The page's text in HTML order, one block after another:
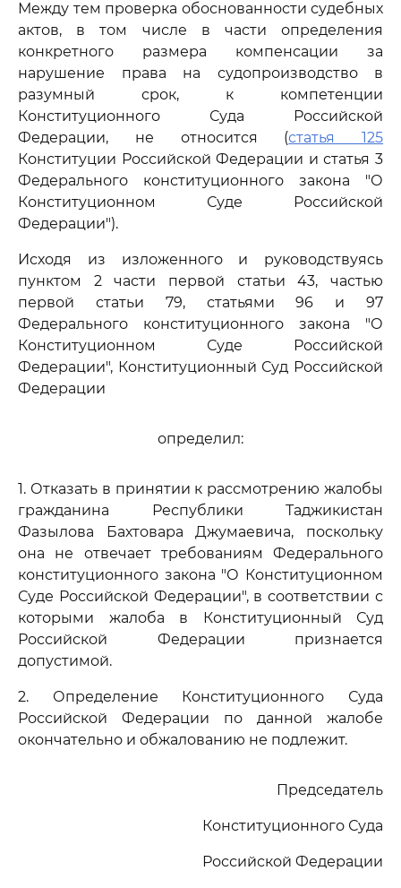
Между тем проверка обоснованности судебных
актов, в том числе в части определения
конкретного размера компенсации за
нарушение права на судопроизводство в
разумный срок, к компетенции
Конституционного Суда Российской
Федерации, не относится (статья 125
Конституции Российской Федерации и статья 3
Федерального конституционного закона "О
Конституционном Суде Российской
Федерации").
Исходя из изложенного и руководствуясь
пунктом 2 части первой статьи 43, частью
первой статьи 79, статьями 96 и 97
Федерального конституционного закона "О
Конституционном Суде Российской
Федерации", Конституционный Суд Российской
Федерации
определил:
1. Отказать в принятии к рассмотрению жалобы
гражданина Республики Таджикистан
Фазылова Бахтовара Джумаевича, поскольку
она не отвечает требованиям Федерального
конституционного закона "О Конституционном
Суде Российской Федерации", в соответствии с
которыми жалоба в Конституционный Суд
Российской Федерации признается
допустимой.
2. Определение Конституционного Суда
Российской Федерации по данной жалобе
окончательно и обжалованию не подлежит.
Председатель
Конституционного Суда
Российской Федерации